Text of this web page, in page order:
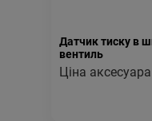
Датчик тиску в
вентиль
Ціна аксесуара